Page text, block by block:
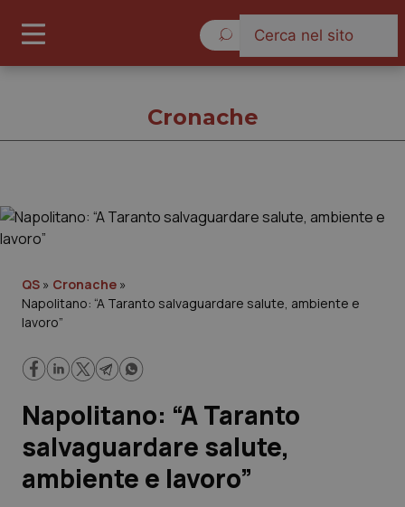
Governo e Parlamento
Regioni e Asl
Lavoro e Professioni
Scienza e Farmaci
Studi e Analisi
Cronache
QS » Cronache »
Napolitano: “A Taranto salvaguardare salute, ambiente e
lavoro”
Napolitano: “A Taranto
salvaguardare salute,
ambiente e lavoro”